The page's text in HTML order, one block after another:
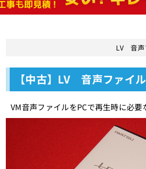
LV 音声
【中古】LV 音声ファイ
VM音声ファイルをPCで再生時に必要